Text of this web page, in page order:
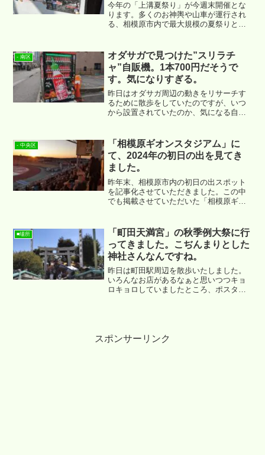
今年の「上溝夏祭り」が今週末開催とな
ります。多くのお神輿や山車が運行され
る、相模原市内で最大規模の夏祭りとな
- 南区
オダサガで見つけた”スリラチ
ャ”自販機。1本700円だそうで
す。気になりすぎる。
昨日はオダサガ周辺の動きをリサーチす
るために散歩をしていたのですが、いつ
から設置されていたのか、気になる自販
- 中央区
「相模原ギオンスタジアム」に
て、2024年の初日の出を見てき
ました。
昨年末、相模原市内の初日の出スポット
を記事化させていただきました。この中
でも掲載させていただいた「相模原ギオ
様子をご紹介させていただきます。
■場所
「町田天満宮」の秋季例大祭に行
ってきました。こぢんまりとした
神社さんなんですね。
昨日は町田駅周辺を散歩いたしました。
いろんなお店があるなぁと思いつつキョ
ロキョロしていましたところ、ポスター
スポンサーリンク